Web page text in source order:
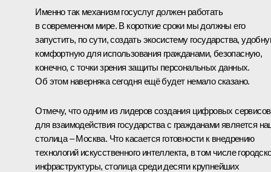
Именно так механизм госуслуг должен работать
в современном мире. В короткие сроки мы должны его
запустить, по сути, создать экосистему государства,
комфортную для использования гражданами, безопасную,
конечно, с точки зрения защиты персональных данных.
Об этом наверняка сегодня ещё будет немало сказано.
Отмечу, что одним из лидеров создания цифровых сервисов
для взаимодействия государства с гражданами является
столица – Москва. Что касается готовности к внедрению
технологий искусственного интеллекта, в том числе
инфраструктуры, столица среди десяти крупнейших